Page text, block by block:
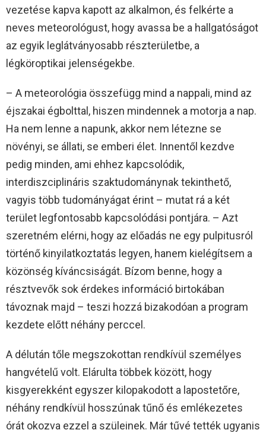
vezetése kapva kapott az alkalmon, és felkérte a
neves meteorológust, hogy avassa be a hallgatóságot
az egyik leglátványosabb részterületbe, a
légköroptikai jelenségekbe.
– A meteorológia összefügg mind a nappali, mind az
éjszakai égbolttal, hiszen mindennek a motorja a nap.
Ha nem lenne a napunk, akkor nem létezne se
növényi, se állati, se emberi élet. Innentől kezdve
pedig minden, ami ehhez kapcsolódik,
interdiszciplináris szaktudománynak tekinthető,
vagyis több tudományágat érint – mutat rá a két
terület legfontosabb kapcsolódási pontjára. – Azt
szeretném elérni, hogy az előadás ne egy pulpitusról
történő kinyilatkoztatás legyen, hanem kielégítsem a
közönség kíváncsiságát. Bízom benne, hogy a
résztvevők sok érdekes információ birtokában
távoznak majd – teszi hozzá bizakodóan a program
kezdete előtt néhány perccel.
A délután tőle megszokottan rendkívül személyes
hangvételű volt. Elárulta többek között, hogy
kisgyerekként egyszer kilopakodott a lapostetőre,
néhány rendkívül hosszúnak tűnő és emlékezetes
órát okozva ezzel a szüleinek. Már tűvé tették ugyanis